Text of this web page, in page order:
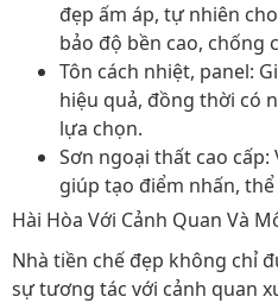
đẹp ấm áp, tự nhiên
bảo độ bền cao, chống
Tôn cách nhiệt, panel:
hiệu quả, đồng thời có
lựa chọn.
Sơn ngoại thất cao cấp:
giúp tạo điểm nhấn,
Hài Hòa Với Cảnh Quan Và
Nhà tiền chế đẹp không chỉ
sự tương tác với cảnh quan